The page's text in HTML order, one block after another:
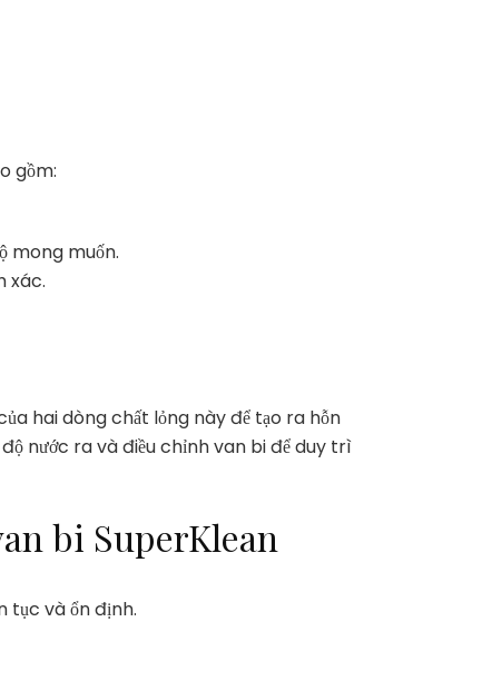
gồm:
mong muốn.
xác.
hai dòng chất lỏng này để tạo ra hỗn
nước ra và điều chỉnh van bi để duy trì
bi SuperKlean
tục và ổn định.